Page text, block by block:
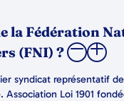
la Fédération
(FNI) ?
syndicat représentatif
Association Loi 1901